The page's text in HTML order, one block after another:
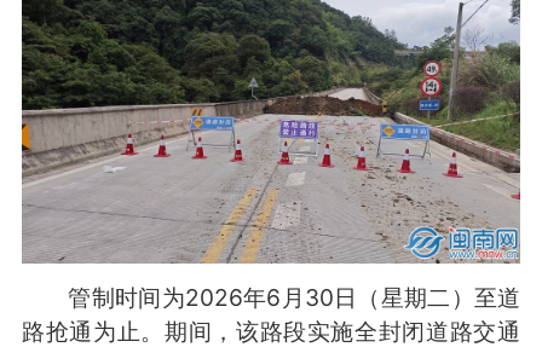
管制时间为2026年6月30日（星期二）至道
路抢通为止。期间，该路段实施全封闭道路交通